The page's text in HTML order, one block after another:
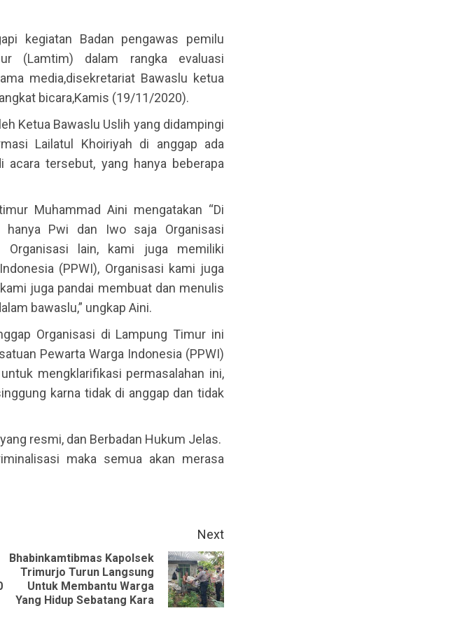
kegiatan Badan pengawas pemilu
(Lamtim) dalam rangka evaluasi
media,disekretariat Bawaslu ketua
bicara,Kamis (19/11/2020).
Ketua Bawaslu Uslih yang didampingi
Lailatul Khoiriyah di anggap ada
acara tersebut, yang hanya beberapa
Muhammad Aini mengatakan “Di
Pwi dan Iwo saja Organisasi
Organisasi lain, kami juga memiliki
(PPWI), Organisasi kami juga
juga pandai membuat dan menulis
bawaslu,” ungkap Aini.
Organisasi di Lampung Timur ini
Pewarta Warga Indonesia (PPWI)
mengklarifikasi permasalahan ini,
karna tidak di anggap dan tidak
resmi, dan Berbadan Hukum Jelas.
maka semua akan merasa
Previous
post:
Next
Next
post:
Bhabinkamtibmas Kapolsek
Trimurjo Turun Langsung
Untuk Membantu Warga
Yang Hidup Sebatang Kara